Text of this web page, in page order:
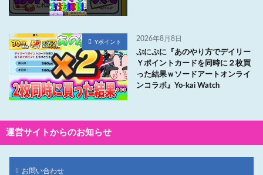
Yポイント 2026年8月8日
ぷにぷに『あのやり方でデイリー
Ｙポイントカードを同時に２枚買
った結果ｗソードアートオンライ
ンコラボ』Yo-kai Watch
運営サイトからのお知らせ
お問い合わせ